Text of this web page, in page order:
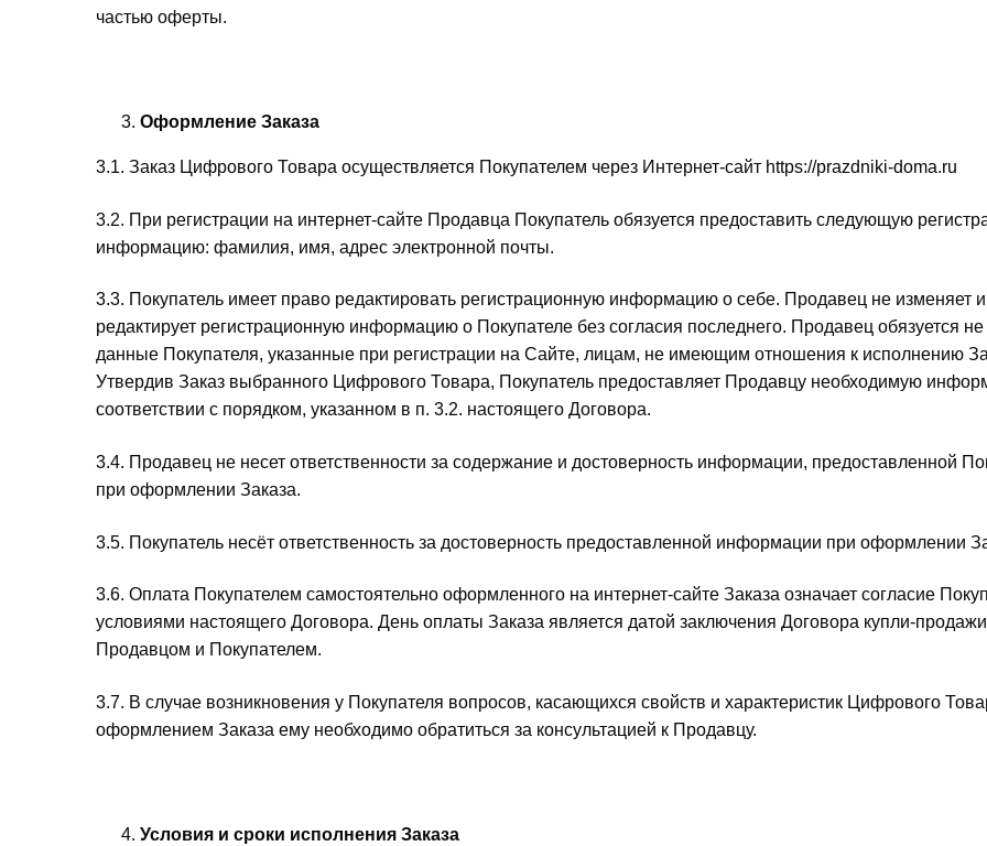
частью оферты.
Оформление Заказа
3.1. Заказ Цифрового Товара осуществляется Покупателем через Интернет-сайт https://prazdniki-doma.ru
3.2. При регистрации на интернет-сайте Продавца Покупатель обязуется предоставить следующую
информацию: фамилия, имя, адрес электронной почты.
3.3. Покупатель имеет право редактировать регистрационную информацию о себе. Продавец не изменяет
редактирует регистрационную информацию о Покупателе без согласия последнего. Продавец обязуется
данные Покупателя, указанные при регистрации на Сайте, лицам, не имеющим отношения к исполнению
Утвердив Заказ выбранного Цифрового Товара, Покупатель предоставляет Продавцу необходимую
соответствии с порядком, указанном в п. 3.2. настоящего Договора.
3.4. Продавец не несет ответственности за содержание и достоверность информации, предоставленной
при оформлении Заказа.
3.5. Покупатель несёт ответственность за достоверность предоставленной информации при оформлении
3.6. Оплата Покупателем самостоятельно оформленного на интернет-сайте Заказа означает согласие
условиями настоящего Договора. День оплаты Заказа является датой заключения Договора купли-
Продавцом и Покупателем.
3.7. В случае возникновения у Покупателя вопросов, касающихся свойств и характеристик Цифрового
оформлением Заказа ему необходимо обратиться за консультацией к Продавцу.
Условия и сроки исполнения Заказа